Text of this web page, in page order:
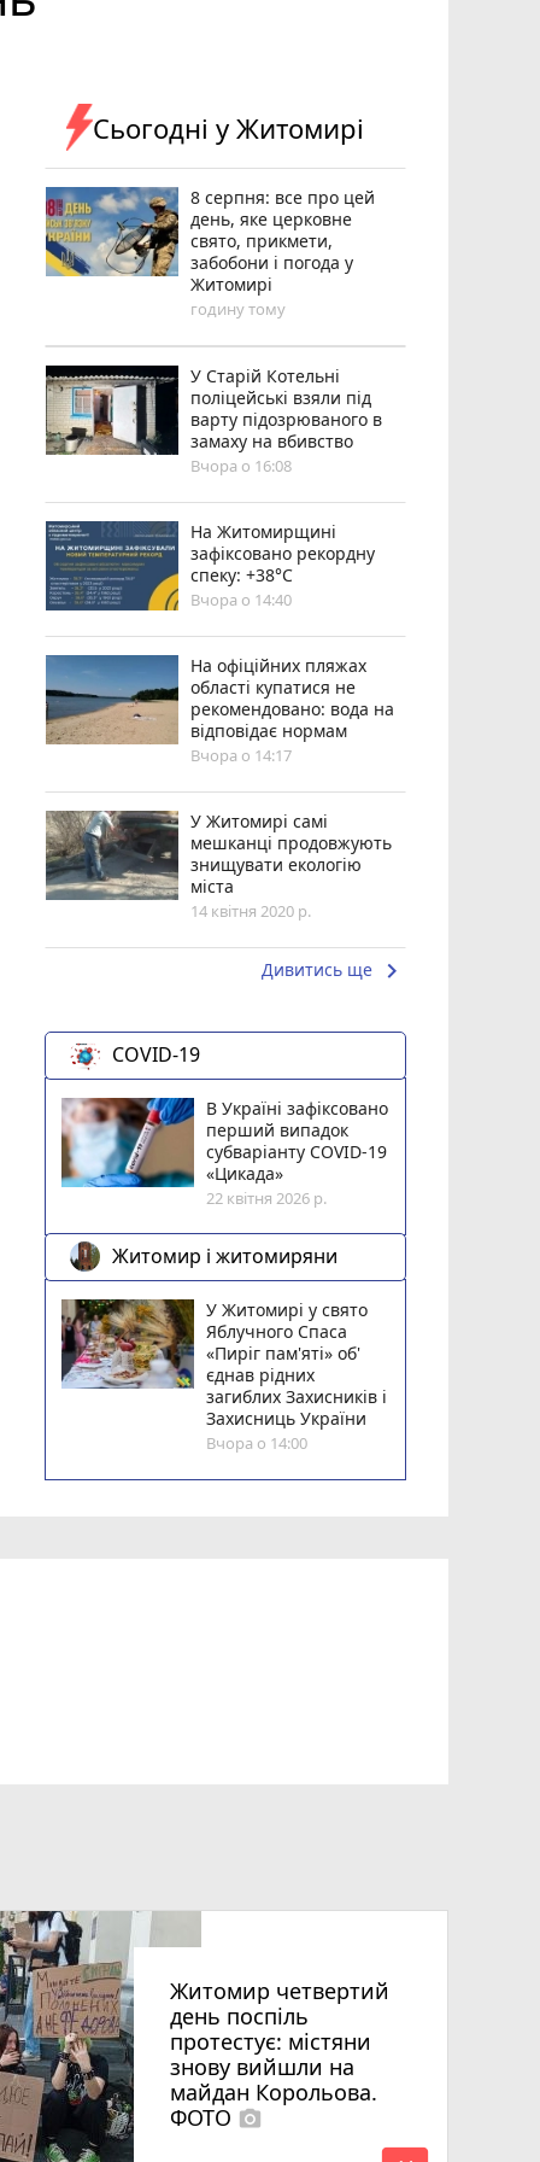
Сьогодні у Житомирі
8 серпня: все про цей
день, яке церковне
свято, прикмети,
забобони і погода у
Житомирі
годину тому
У Старій Котельні
поліцейські взяли під
варту підозрюваного в
замаху на вбивство
Вчора о 16:08
Н️а Житомирщині
зафіксовано рекордну
спеку: +38°C
Вчора о 14:40
На офіційних пляжах
області купатися не
рекомендовано: вода на
відповідає нормам
Вчора о 14:17
У Житомирі самі
мешканці продовжують
знищувати екологію
міста
14 квітня 2020 р.
Дивитись ще keyboard_arrow_right
COVID-19
В Україні зафіксовано
перший випадок
субваріанту COVID-19
«Цикада»
22 квітня 2026 р.
Житомир і житомиряни
У Житомирі у свято
Яблучного Спаса
«Пиріг пам'яті» об'
єднав рідних
загиблих Захисників і
Захисниць України
Вчора о 14:00
Житомир четвертий
день поспіль
протестує: містяни
знову вийшли на
майдан Корольова.
ФОТО photo_camera